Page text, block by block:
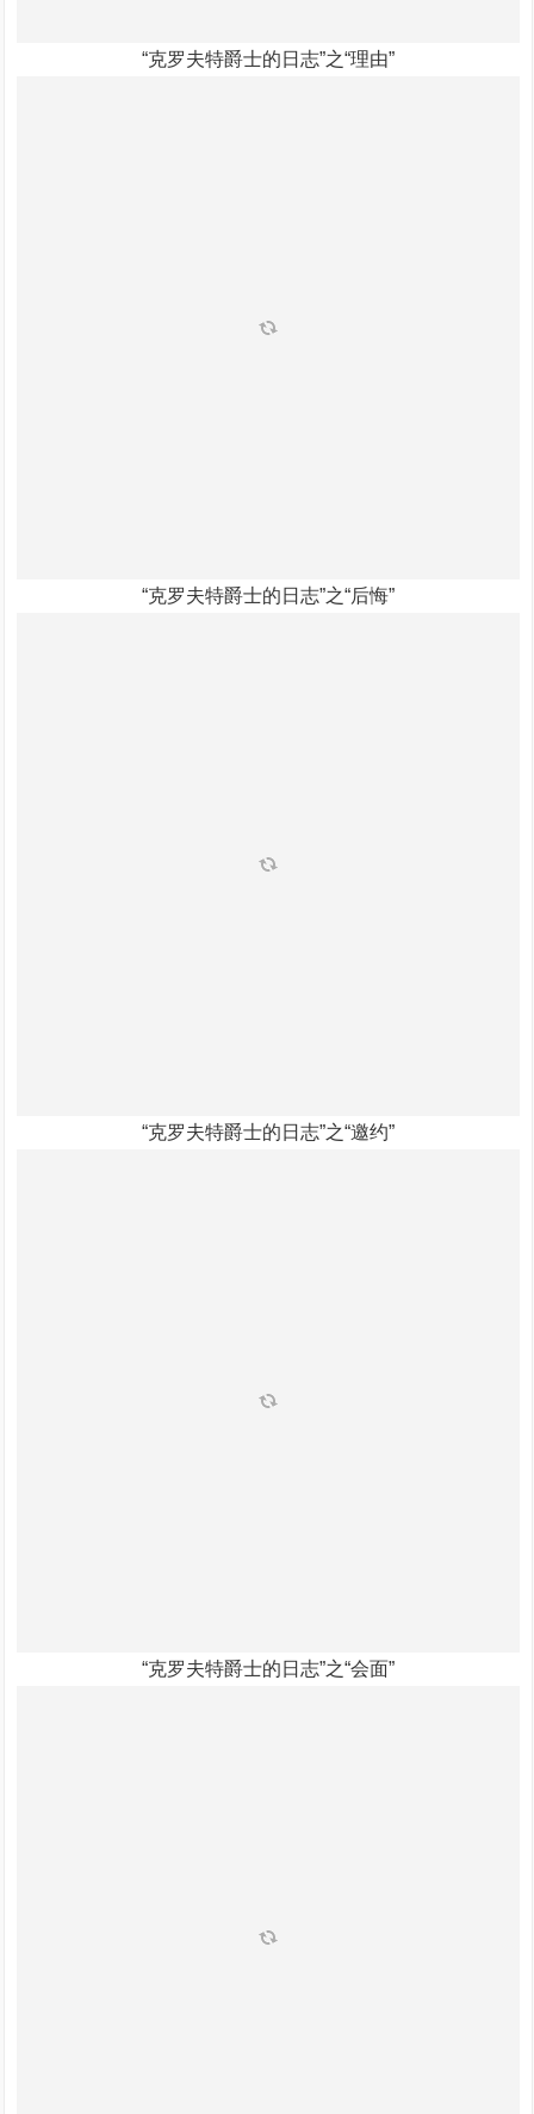
“克罗夫特爵士的日志”之“理由”
“克罗夫特爵士的日志”之“后悔”
“克罗夫特爵士的日志”之“邀约”
“克罗夫特爵士的日志”之“会面”